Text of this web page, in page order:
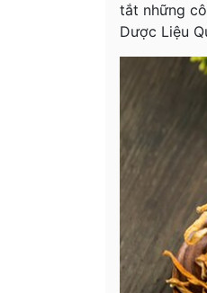
tắt những
Dược Liệu